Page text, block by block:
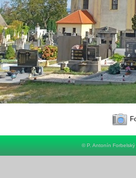
© P. Antonín